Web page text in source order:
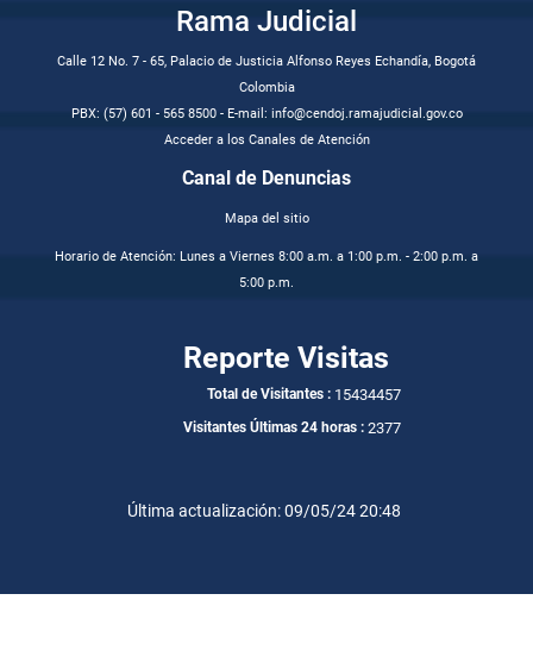
Rama Judicial
Calle 12 No. 7 - 65, Palacio de Justicia Alfonso Reyes Echandía, Bogotá
Colombia
PBX: (57) 601 - 565 8500 - E-mail: info@cendoj.ramajudicial.gov.co
Acceder a los Canales de Atención
Canal de Denuncias
Mapa del sitio
Horario de Atención: Lunes a Viernes 8:00 a.m. a 1:00 p.m. - 2:00 p.m. a
5:00 p.m.
Reporte Visitas
Total de Visitantes : 15434457
Visitantes Últimas 24 horas : 2377
Última actualización: 09/05/24 20:48